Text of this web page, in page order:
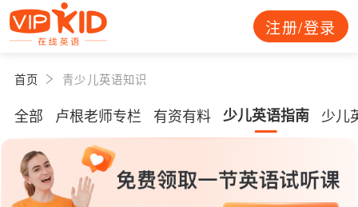
注册/登录
首页 青少儿英语知识
全部 卢根老师专栏 有资有料 少儿英语指南 少儿